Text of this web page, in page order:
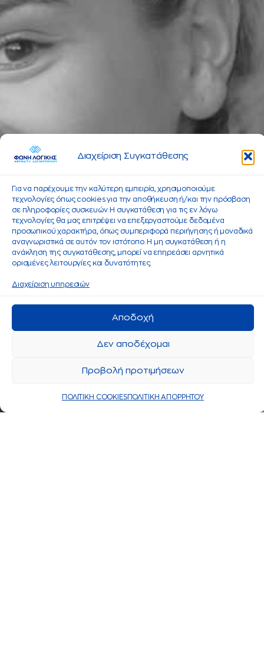
Διαχείριση Συγκατάθεσης
Για να παρέχουμε την καλύτερη εμπειρία, χρησιμοποιούμε
τεχνολογίες όπως cookies για την αποθήκευση ή/και την πρόσβαση
σε πληροφορίες συσκευών. Η συγκατάθεση για τις εν λόγω
τεχνολογίες θα μας επιτρέψει να επεξεργαστούμε δεδομένα
προσωπικού χαρακτήρα, όπως συμπεριφορά περιήγησης ή μοναδικά
αναγνωριστικά σε αυτόν τον ιστότοπο. Η μη συγκατάθεση ή η
ανάκληση της συγκατάθεσης, μπορεί να επηρεάσει αρνητικά
ορισμένες λειτουργίες και δυνατότητες.
Διαχείριση υπηρεσιών
Αποδοχή
Δεν αποδέχομαι
Προβολή προτιμήσεων
ΠΟΛΙΤΙΚΗ COOKIESΠΟΛΙΤΙΚΗ ΑΠΟΡΡΗΤΟΥ